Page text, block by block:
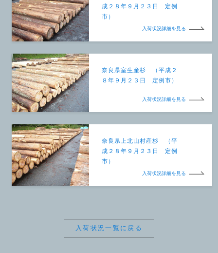
成２８年９月２３日 定例
市）
入荷状況詳細を見る
奈良県室生産杉 （平成２
８年９月２３日 定例市）
入荷状況詳細を見る
奈良県上北山村産杉 （平
成２８年９月２３日 定例
市）
入荷状況詳細を見る
入荷状況一覧に戻る